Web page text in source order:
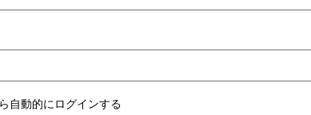
自動的にログインする